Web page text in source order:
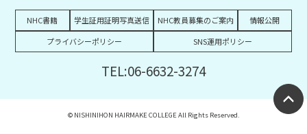
NHC書籍 学生証用証明写真送信 NHC教員募集のご案内
情報公開
プライバシーポリシー
SNS運用ポリシー
TEL:06-6632-3274
© NISHINIHON HAIRMAKE COLLEGE All Rights Reserved.